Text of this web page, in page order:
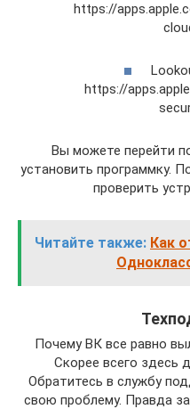
https://
https://
Вы можете перейти
установить программку.
проверить
Читайте также: Как
Почему ВК все равно
Скорее всего здесь
Обратитесь в службу
свою проблему. Правда